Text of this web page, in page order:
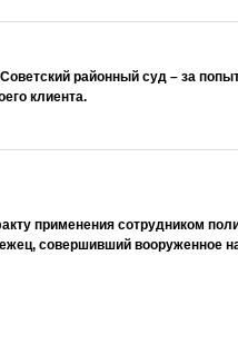
районный суд – за
клиента.
применения сотрудником
совершивший вооруженное